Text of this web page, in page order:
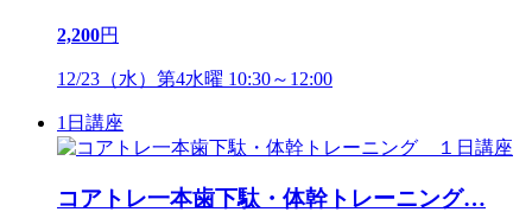
2,200円
12/23（水）第4水曜 10:30～12:00
1日講座
コアトレ一本歯下駄・体幹トレーニング…